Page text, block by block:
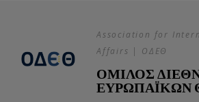
Association for
Affairs | ΟΔΕΘ
ΟΜΙΛΟΣ
ΕΥΡΩΠΑΪΚΩΝ